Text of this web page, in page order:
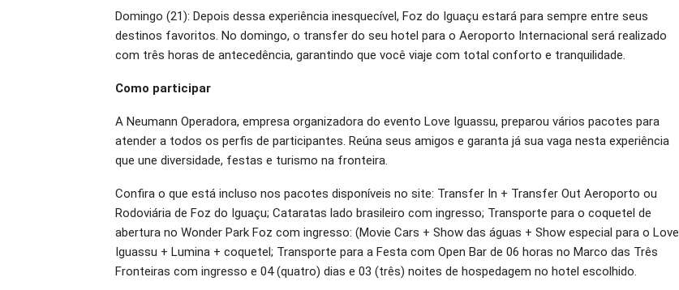
Domingo (21): Depois dessa experiência inesquecível, Foz do Iguaçu estará para sempre entre seus
destinos favoritos. No domingo, o transfer do seu hotel para o Aeroporto Internacional será realizado
com três horas de antecedência, garantindo que você viaje com total conforto e tranquilidade.
Como participar
A Neumann Operadora, empresa organizadora do evento Love Iguassu, preparou vários pacotes para
atender a todos os perfis de participantes. Reúna seus amigos e garanta já sua vaga nesta experiência
que une diversidade, festas e turismo na fronteira.
Confira o que está incluso nos pacotes disponíveis no site: Transfer In + Transfer Out Aeroporto ou
Rodoviária de Foz do Iguaçu; Cataratas lado brasileiro com ingresso; Transporte para o coquetel de
abertura no Wonder Park Foz com ingresso: (Movie Cars + Show das águas + Show especial para o Love
Iguassu + Lumina + coquetel; Transporte para a Festa com Open Bar de 06 horas no Marco das Três
Fronteiras com ingresso e 04 (quatro) dias e 03 (três) noites de hospedagem no hotel escolhido.